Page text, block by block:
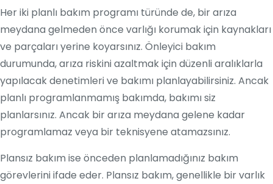
Her iki planlı bakım programı türünde de, bir arıza
meydana gelmeden önce varlığı korumak için kaynakları
ve parçaları yerine koyarsınız. Önleyici bakım
durumunda, arıza riskini azaltmak için düzenli aralıklarla
yapılacak denetimleri ve bakımı planlayabilirsiniz. Ancak
planlı programlanmamış bakımda, bakımı siz
planlarsınız. Ancak bir arıza meydana gelene kadar
programlamaz veya bir teknisyene atamazsınız.
Plansız bakım ise önceden planlamadığınız bakım
görevlerini ifade eder. Plansız bakım, genellikle bir varlık